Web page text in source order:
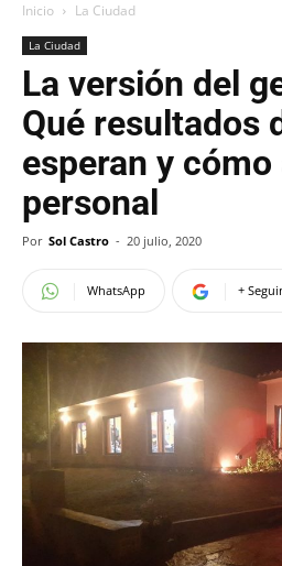
Inicio La Ciudad
La Ciudad
La versión del
Qué resultados
esperan y
personal
Por Sol Castro - 20 julio, 2020
WhatsApp +